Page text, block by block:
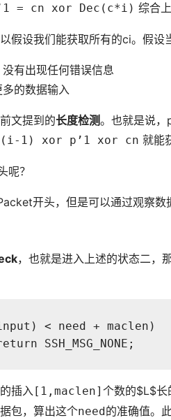
= cn xor Dec(c*i) 综合
假设我们能获取所有的ci。假
有出现任何错误信息
的数据输入
文提到的长度检测。也就是说，
1) xor p’1 xor cn 就能
呢？
开头，但是可以通过观察
，也就是进入上述的状态二，
< need + maclen)
return SSH_MSG_NONE;
插入 [1,maclen] 个数的$L$长
包，算出这个need 的准确值。